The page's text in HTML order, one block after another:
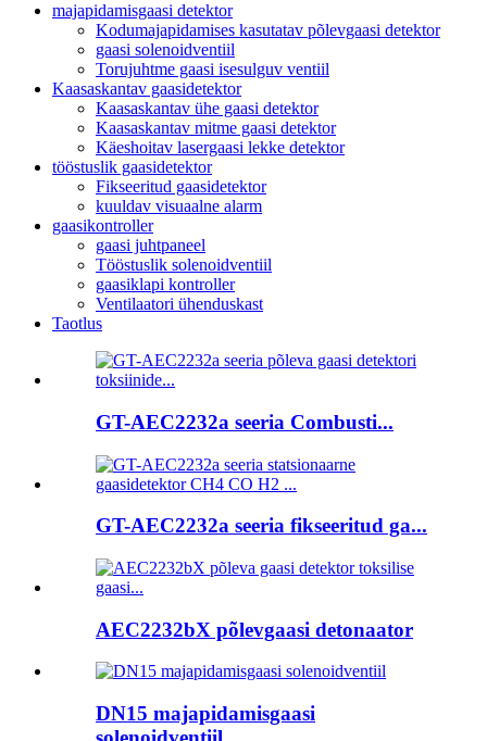
majapidamisgaasi detektor
Kodumajapidamises kasutatav põlevgaasi detektor
gaasi solenoidventiil
Torujuhtme gaasi isesulguv ventiil
Kaasaskantav gaasidetektor
Kaasaskantav ühe gaasi detektor
Kaasaskantav mitme gaasi detektor
Käeshoitav lasergaasi lekke detektor
tööstuslik gaasidetektor
Fikseeritud gaasidetektor
kuuldav visuaalne alarm
gaasikontroller
gaasi juhtpaneel
Tööstuslik solenoidventiil
gaasiklapi kontroller
Ventilaatori ühenduskast
Taotlus
GT-AEC2232a seeria Combusti...
GT-AEC2232a seeria fikseeritud ga...
AEC2232bX põlevgaasi detonaator
DN15 majapidamisgaasi